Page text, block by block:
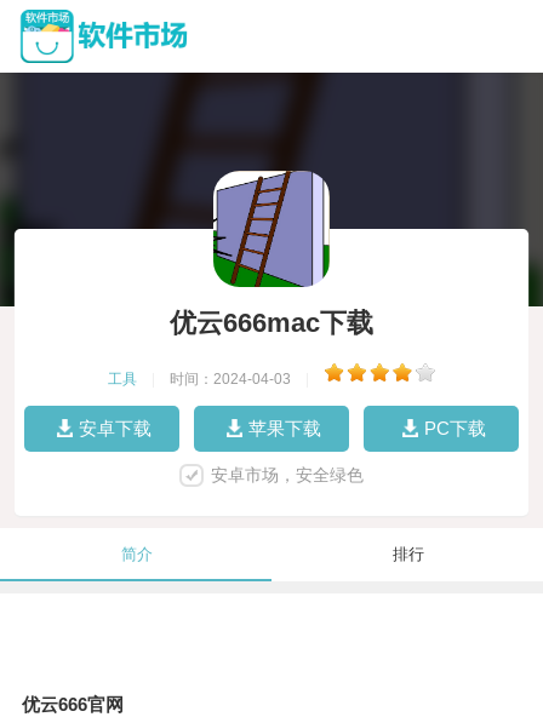
优云666mac下载
工具 时间：2024-04-03
安卓下载 苹果下载 PC下载
安卓市场，安全绿色
简介 排行
优云666官网